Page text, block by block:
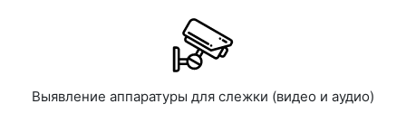
Выявление аппаратуры для слежки (видео и аудио)